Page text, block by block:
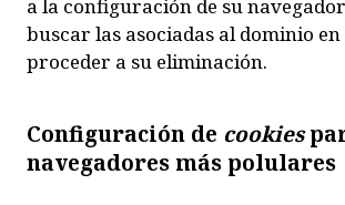
a la configuración de su
buscar las asociadas al dominio
proceder a su eliminación.
Configuración de cookies
navegadores más polulares